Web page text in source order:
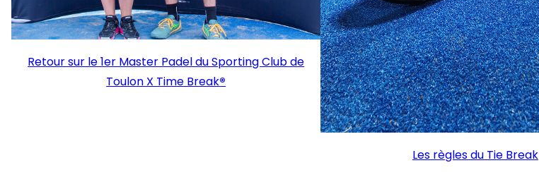
Retour sur le 1er Master Padel du Sporting Club de
Toulon X Time Break®
Les règles du Tie Break